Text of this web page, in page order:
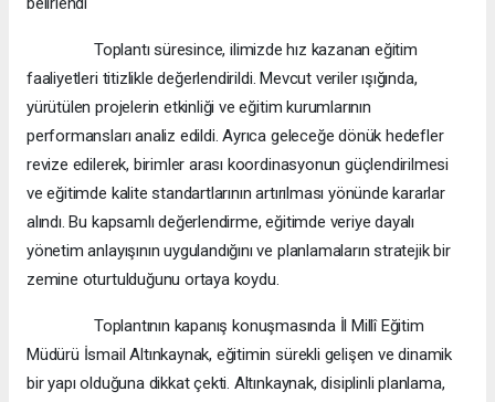
Toplantı süresince, ilimizde hız kazanan eğitim
faaliyetleri titizlikle değerlendirildi. Mevcut veriler ışığında,
yürütülen projelerin etkinliği ve eğitim kurumlarının
performansları analiz edildi. Ayrıca geleceğe dönük hedefler
revize edilerek, birimler arası koordinasyonun güçlendirilmesi
ve eğitimde kalite standartlarının artırılması yönünde kararlar
alındı. Bu kapsamlı değerlendirme, eğitimde veriye dayalı
yönetim anlayışının uygulandığını ve planlamaların stratejik bir
zemine oturtulduğunu ortaya koydu.
Toplantının kapanış konuşmasında İl Millî Eğitim
Müdürü İsmail Altınkaynak, eğitimin sürekli gelişen ve dinamik
bir yapı olduğuna dikkat çekti. Altınkaynak, disiplinli planlama,